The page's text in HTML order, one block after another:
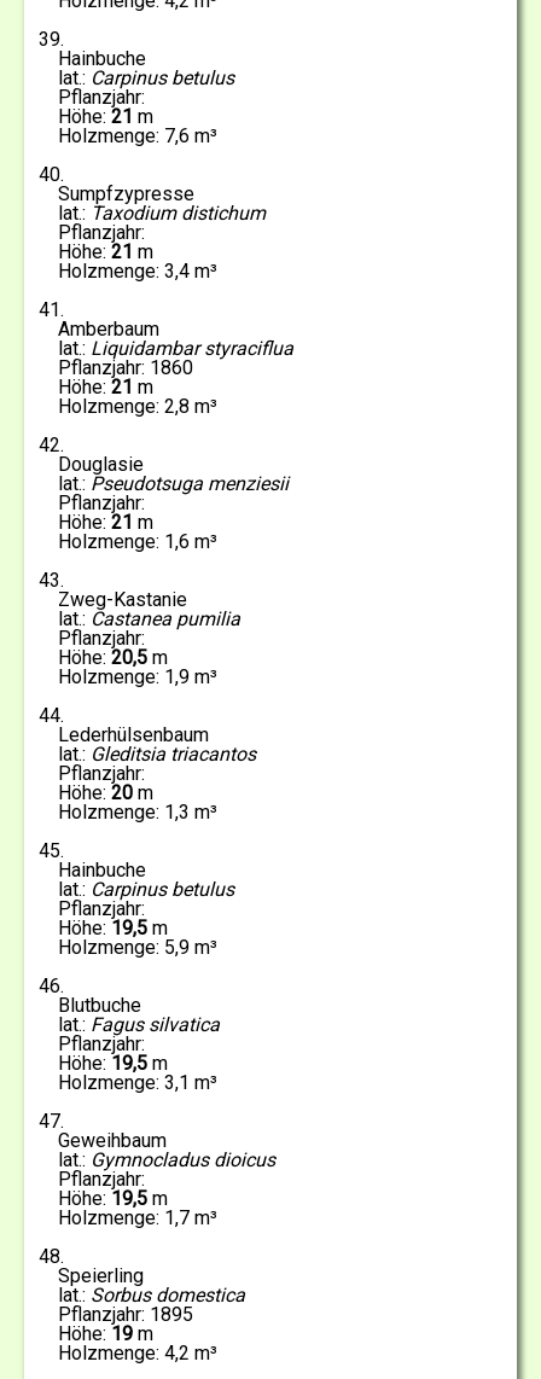
39
Hainbuche
Carpinus betulus
21
7,6
40
Sumpfzypresse
Taxodium distichum
21
3,4
41
Amberbaum
Liquidambar styraciflua
1860
21
2,8
42
Douglasie
Pseudotsuga menziesii
21
1,6
43
Zweg-Kastanie
Castanea pumilia
20,5
1,9
44
Lederhülsenbaum
Gleditsia triacantos
20
1,3
45
Hainbuche
Carpinus betulus
19,5
5,9
46
Blutbuche
Fagus silvatica
19,5
3,1
47
Geweihbaum
Gymnocladus dioicus
19,5
1,7
48
Speierling
Sorbus domestica
1895
19
4,2